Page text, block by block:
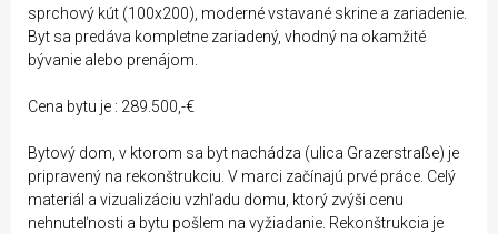
sprchový kút (100x200), moderné vstavané skrine a zariadenie.
Byt sa predáva kompletne zariadený, vhodný na okamžité
bývanie alebo prenájom.
Cena bytu je : 289.500,-€
Bytový dom, v ktorom sa byt nachádza (ulica Grazerstraße) je
pripravený na rekonštrukciu. V marci začínajú prvé práce. Celý
materiál a vizualizáciu vzhľadu domu, ktorý zvýši cenu
nehnuteľnosti a bytu pošlem na vyžiadanie. Rekonštrukcia je